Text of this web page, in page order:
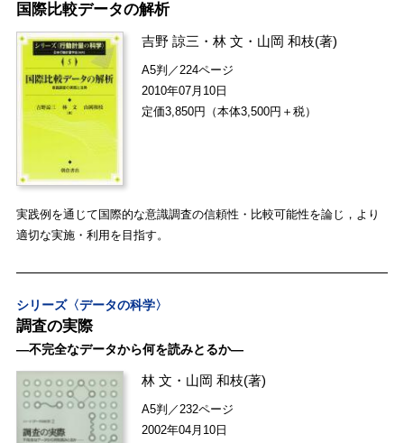
国際比較データの解析
吉野 諒三 ・林 文 ・ 山岡 和枝(著)
A5判／224ページ
2010年07月10日
定価3,850円（本体3,500円＋税）
実践例を通じて国際的な意識調査の信頼性・比較可能性を論じ，より
適切な実施・利用を目指す。
シリーズ〈データの科学〉
調査の実際
―不完全なデータから何を読みとるか―
林 文 ・ 山岡 和枝(著)
A5判／232ページ
2002年04月10日